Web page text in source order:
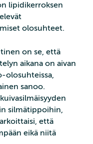
lipidikerroksen
olosuhteet.
on se, että
aikana on aivan
olosuhteissa,
sanoo.
silmätippoihin,
että
eikä niitä